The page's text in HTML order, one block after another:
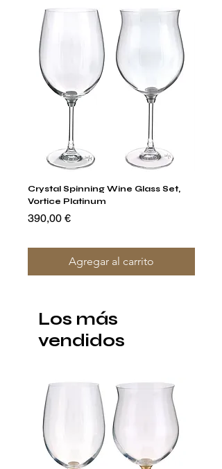
Crystal Spinning Wine Glass Set,
Vortice Platinum
Precio
390,00 €
Agregar al carrito
Los más
vendidos